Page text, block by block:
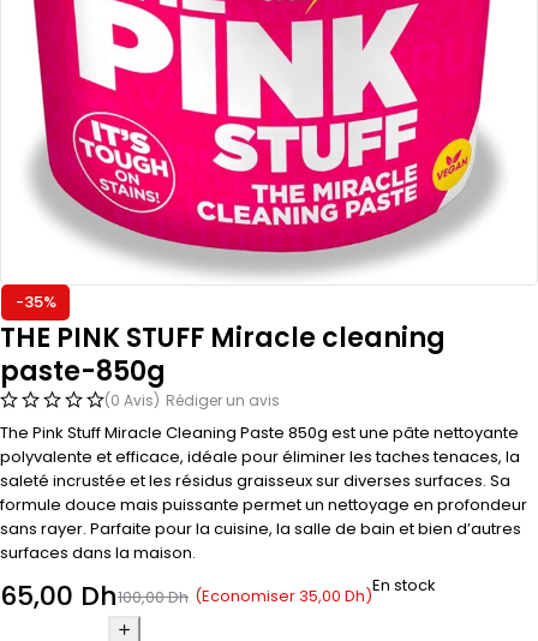
-35%
THE PINK STUFF Miracle cleaning
paste-850g
(0 Avis) Rédiger un avis
The Pink Stuff Miracle Cleaning Paste 850g est une pâte nettoyante
polyvalente et efficace, idéale pour éliminer les taches tenaces, la
saleté incrustée et les résidus graisseux sur diverses surfaces. Sa
formule douce mais puissante permet un nettoyage en profondeur
sans rayer. Parfaite pour la cuisine, la salle de bain et bien d’autres
surfaces dans la maison.
100,00Dh
65,00 Dh (Economiser35,00 Dh)En stock